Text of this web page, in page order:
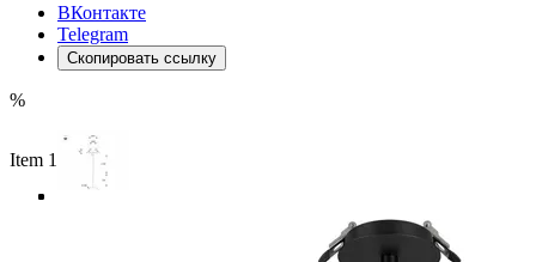
ВКонтакте
Telegram
Скопировать ссылку
%
Item 1 of 4